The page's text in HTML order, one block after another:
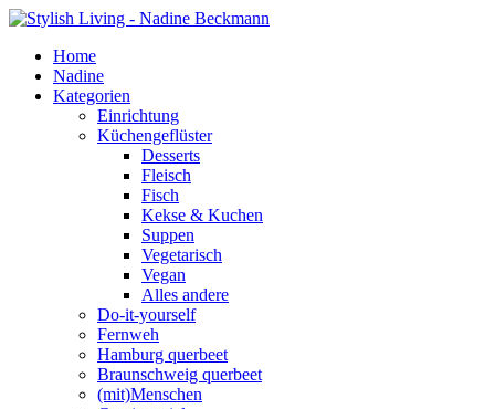
Home
Nadine
Kategorien
Einrichtung
Küchengeflüster
Desserts
Fleisch
Fisch
Kekse & Kuchen
Suppen
Vegetarisch
Vegan
Alles andere
Do-it-yourself
Fernweh
Hamburg querbeet
Braunschweig querbeet
(mit)Menschen